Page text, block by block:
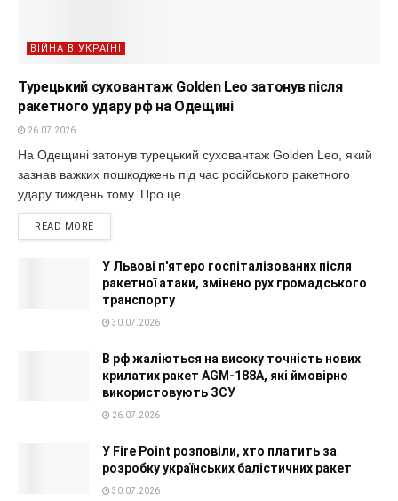
ВІЙНА В УКРАЇНІ
Турецький суховантаж Golden Leo затонув після
ракетного удару рф на Одещині
26.07.2026
На Одещині затонув турецький суховантаж Golden Leo, який
зазнав важких пошкоджень під час російського ракетного
удару тиждень тому. Про це...
READ MORE
У Львові п'ятеро госпіталізованих після
ракетної атаки, змінено рух громадського
транспорту
30.07.2026
В рф жаліються на високу точність нових
крилатих ракет AGM-188A, які ймовірно
використовують ЗСУ
26.07.2026
У Fire Point розповіли, хто платить за
розробку українських балістичних ракет
30.07.2026